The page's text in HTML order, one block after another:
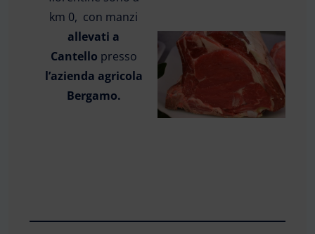
km 0, con manzi
allevati a
Cantello presso
l’azienda agricola
Bergamo.